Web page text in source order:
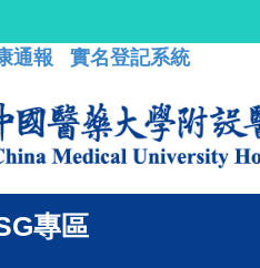
通報
實名登記系統
專區